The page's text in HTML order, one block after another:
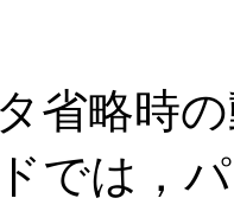
省略時
では，